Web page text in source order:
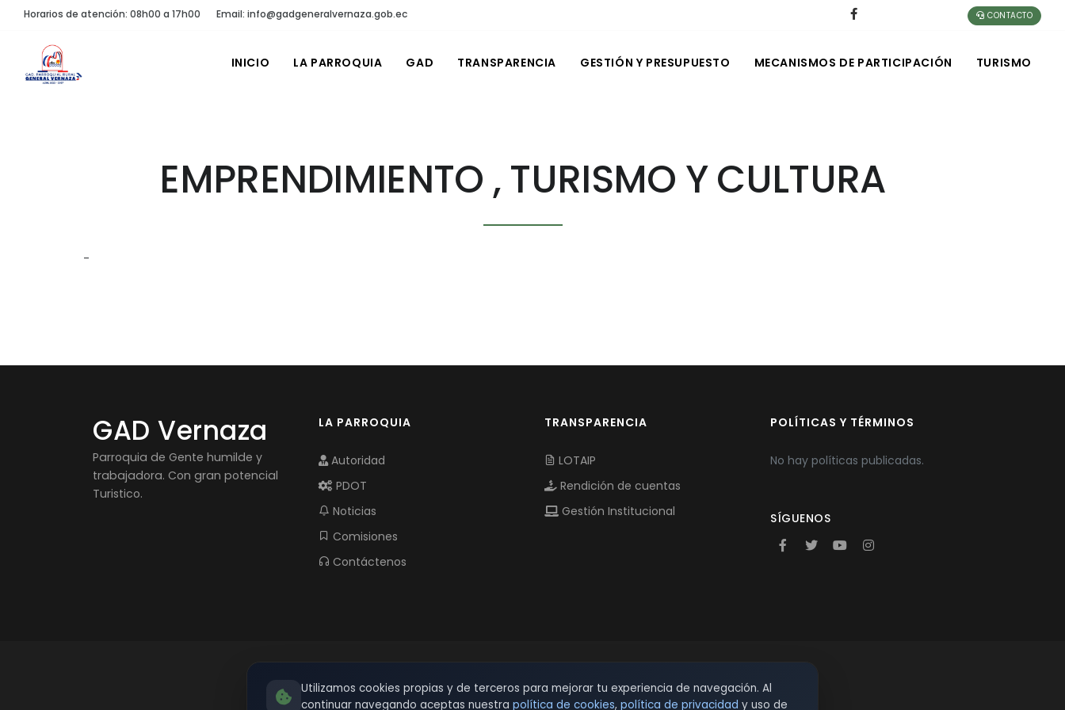
Horarios de atención: 08h00 a 17h00 Email: info@gadgeneralvernaza.gob.ec CONTACTO
INICIO LA PARROQUIA GAD TRANSPARENCIA GESTIÓN Y PRESUPUESTO MECANISMOS DE PARTICIPACIÓN TURISMO
EMPRENDIMIENTO , TURISMO Y CULTURA
-
GAD Vernaza
Parroquia de Gente humilde y
trabajadora. Con gran potencial
Turistico.
LA PARROQUIA
Autoridad
PDOT
Noticias
Comisiones
Contáctenos
TRANSPARENCIA
LOTAIP
Rendición de cuentas
Gestión Institucional
POLÍTICAS Y TÉRMINOS
No hay políticas publicadas.
SÍGUENOS
Utilizamos cookies propias y de terceros para mejorar tu experiencia de navegación. Al
continuar navegando aceptas nuestra política de cookies, política de privacidad y uso de